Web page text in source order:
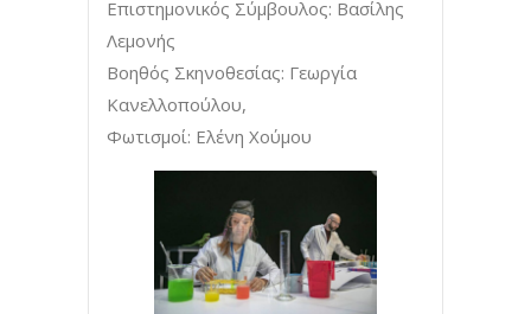
Επιστημονικός Σύμβουλος: Βασίλης
Λεμονής
Βοηθός Σκηνοθεσίας: Γεωργία
Κανελλοπούλου,
Φωτισμοί: Ελένη Χούμου